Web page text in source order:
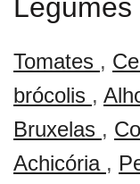
Legumes
Tomates ,
brócolis ,
Bruxelas ,
Achicória ,